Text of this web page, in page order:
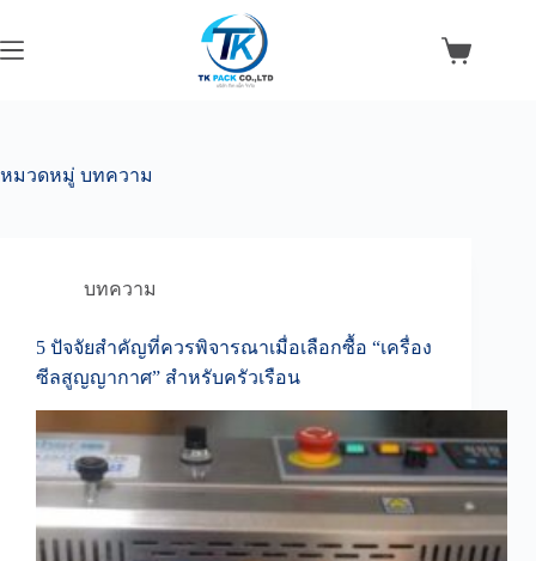
content
Shopping
หมวดหมู่ บทความ
บทความ
5 ปัจจัยสำคัญที่ควรพิจารณาเมื่อเลือกซื้อ “เครื่อง
ซีลสูญญากาศ” สำหรับครัวเรือน